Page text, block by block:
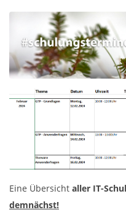
Eine Übersicht aller IT-
demnächst!